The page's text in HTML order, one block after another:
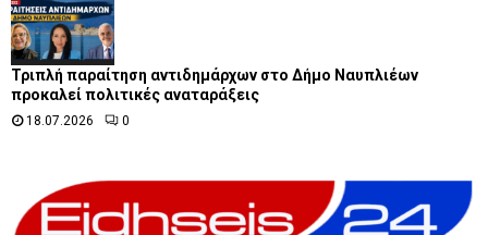
Τριπλή παραίτηση αντιδημάρχων στο Δήμο Ναυπλιέων
προκαλεί πολιτικές αναταράξεις
18.07.2026 0